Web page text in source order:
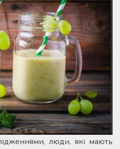
люди, які мають